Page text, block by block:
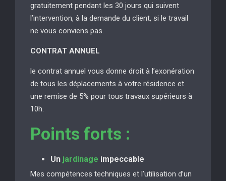
gratuitement pendant les 30 jours qui suivent
l’intervention, à la demande du client, si le travail
ne vous conviens pas.
CONTRAT ANNUEL
le contrat annuel vous donne droit à l’exonération
de tous les déplacements à votre résidence et
une remise de 5% pour tous travaux supérieurs à
10h.
Points forts :
Un jardinage impeccable
Mes compétences techniques et l’utilisation d’un